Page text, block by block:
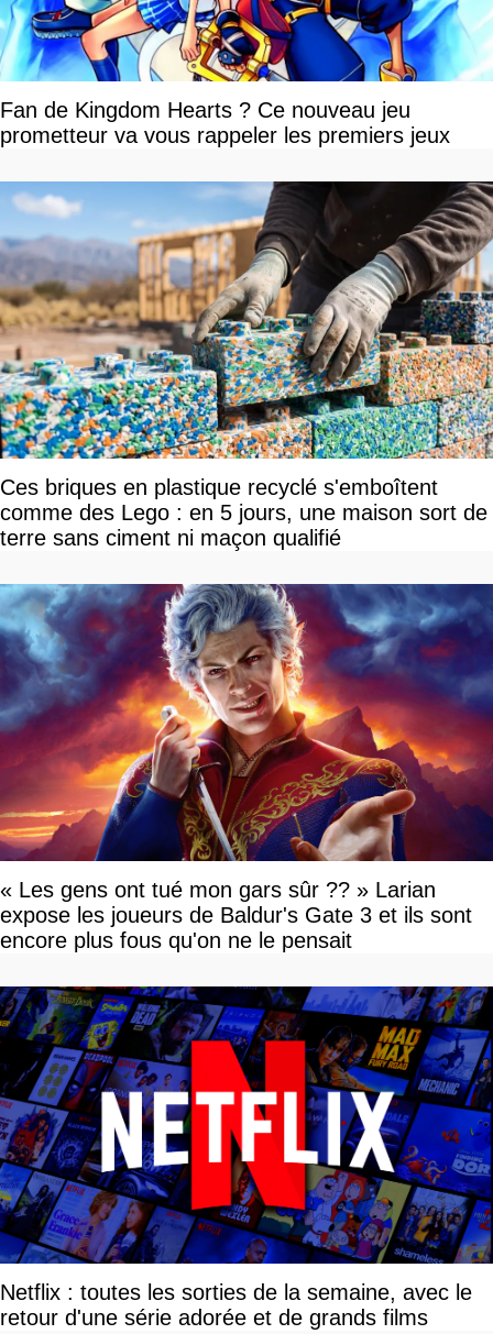
Fan de Kingdom Hearts ? Ce nouveau jeu
prometteur va vous rappeler les premiers jeux
Ces briques en plastique recyclé s'emboîtent
comme des Lego : en 5 jours, une maison sort de
terre sans ciment ni maçon qualifié
« Les gens ont tué mon gars sûr ?? » Larian
expose les joueurs de Baldur's Gate 3 et ils sont
encore plus fous qu'on ne le pensait
Netflix : toutes les sorties de la semaine, avec le
retour d'une série adorée et de grands films